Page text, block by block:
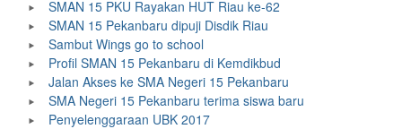
SMAN 15 PKU Rayakan HUT Riau ke-62
SMAN 15 Pekanbaru dipuji Disdik Riau
Sambut Wings go to school
Profil SMAN 15 Pekanbaru di Kemdikbud
Jalan Akses ke SMA Negeri 15 Pekanbaru
SMA Negeri 15 Pekanbaru terima siswa baru
Penyelenggaraan UBK 2017